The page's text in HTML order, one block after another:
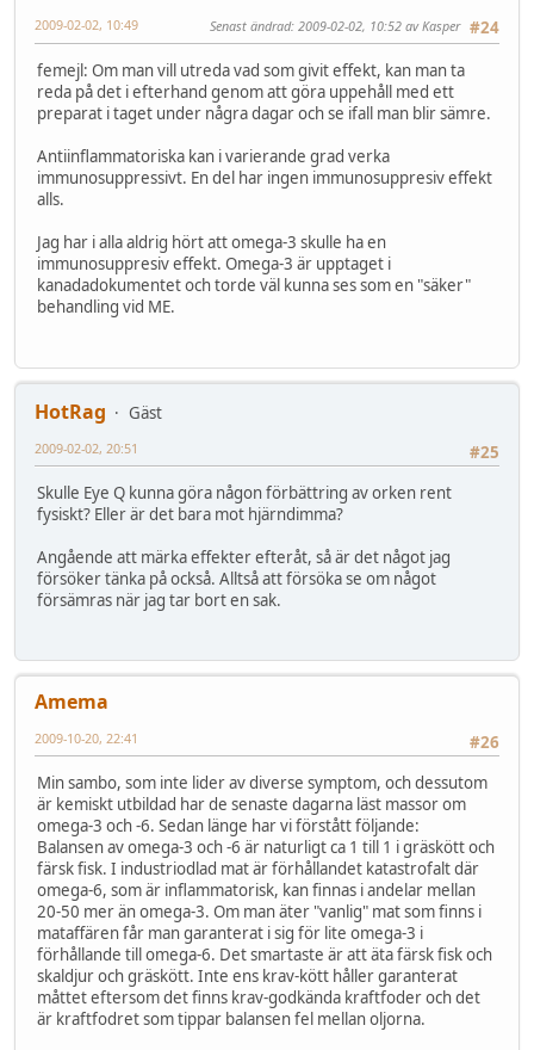
#24
2009-02-02, 10:49 Senast ändrad: 2009-02-02, 10:52 av Kasper
femejl: Om man vill utreda vad som givit effekt, kan man ta
reda på det i efterhand genom att göra uppehåll med ett
preparat i taget under några dagar och se ifall man blir sämre.
Antiinflammatoriska kan i varierande grad verka
immunosuppressivt. En del har ingen immunosuppresiv effekt
alls.
Jag har i alla aldrig hört att omega-3 skulle ha en
immunosuppresiv effekt. Omega-3 är upptaget i
kanadadokumentet och torde väl kunna ses som en "säker"
behandling vid ME.
HotRag
Gäst
#25
2009-02-02, 20:51
Skulle Eye Q kunna göra någon förbättring av orken rent
fysiskt? Eller är det bara mot hjärndimma?
Angående att märka effekter efteråt, så är det något jag
försöker tänka på också. Alltså att försöka se om något
försämras när jag tar bort en sak.
Amema
#26
2009-10-20, 22:41
Min sambo, som inte lider av diverse symptom, och dessutom
är kemiskt utbildad har de senaste dagarna läst massor om
omega-3 och -6. Sedan länge har vi förstått följande:
Balansen av omega-3 och -6 är naturligt ca 1 till 1 i gräskött och
färsk fisk. I industriodlad mat är förhållandet katastrofalt där
omega-6, som är inflammatorisk, kan finnas i andelar mellan
20-50 mer än omega-3. Om man äter "vanlig" mat som finns i
mataffären får man garanterat i sig för lite omega-3 i
förhållande till omega-6. Det smartaste är att äta färsk fisk och
skaldjur och gräskött. Inte ens krav-kött håller garanterat
måttet eftersom det finns krav-godkända kraftfoder och det
är kraftfodret som tippar balansen fel mellan oljorna.